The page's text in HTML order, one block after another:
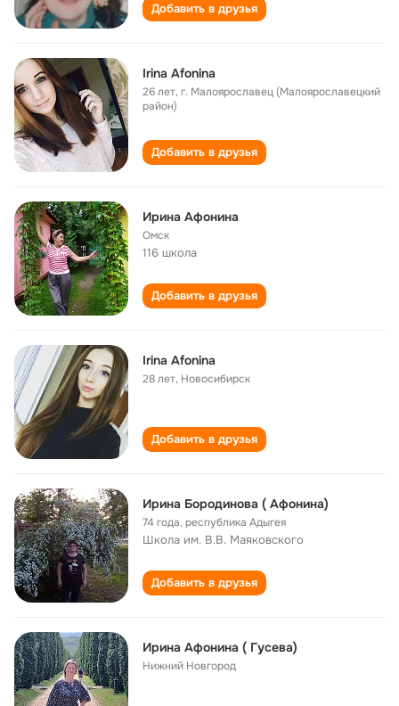
Добавить в друзья
Irina Afonina
26 лет,г. Малоярославец (Малоярославецкий
район)
Добавить в друзья
Ирина Афонина
Омск
116 школа
Добавить в друзья
Irina Afonina
28 лет, Новосибирск
Добавить в друзья
Ирина Бородинова ( Афонина)
74 года,республика Адыгея
Школа им. В.В. Маяковского
Добавить в друзья
Ирина Афонина ( Гусева)
Нижний Новгород